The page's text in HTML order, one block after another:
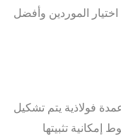
الموردين وأفضل
فولاذية يتم تشكيل
تثبيتها